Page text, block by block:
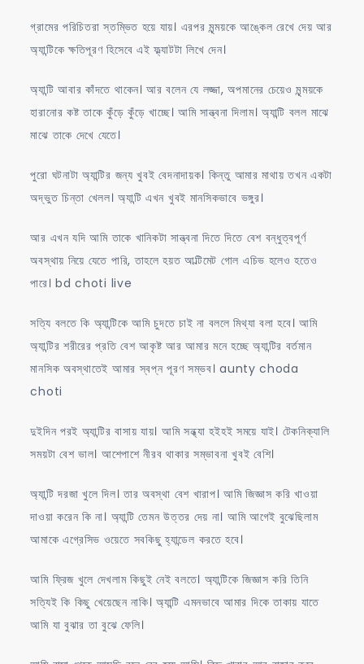
গ্রামের পরিচিতরা স্তম্ভিত হয়ে যায়। এরপর মৃন্ময়কে আঙ্কেল রেখে দেয় আর
অ্যান্টিকে ক্ষতিপূরণ হিসেবে এই ফ্ল্যাটটা লিখে দেন।
অ্যান্টি আবার কাঁদতে থাকেন। আর বলেন যে লজ্জা, অপমানের চেয়েও মৃন্ময়কে
হারানোর কষ্ট তাকে কুঁড়ে কুঁড়ে খাচ্ছে। আমি সান্ত্বনা দিলাম। অ্যান্টি বলল মাঝে
মাঝে তাকে দেখে যেতে।
পুরো ঘটনাটা অ্যান্টির জন্য খুবই বেদনাদায়ক। কিন্তু আমার মাথায় তখন একটা
অদ্ভুত চিন্তা খেলল। অ্যান্টি এখন খুবই মানসিকভাবে ভঙ্গুর।
আর এখন যদি আমি তাকে খানিকটা সান্ত্বনা দিতে দিতে বেশ বন্ধুত্বপূর্ণ
অবস্থায় নিয়ে যেতে পারি, তাহলে হয়ত আল্টিমেট গোল এচিভ হলেও হতেও
পারে। bd choti live
সত্যি বলতে কি অ্যান্টিকে আমি চুদতে চাই না বললে মিথ্যা বলা হবে। আমি
অ্যান্টির শরীরের প্রতি বেশ আকৃষ্ট আর আমার মনে হচ্ছে অ্যান্টির বর্তমান
মানসিক অবস্থাতেই আমার স্বপ্ন পূরণ সম্ভব। aunty choda
choti
দুইদিন পরই অ্যান্টির বাসায় যায়। আমি সন্ধ্যা হইহই সময়ে যাই। টেকনিক্যালি
সময়টা বেশ ভাল। আশেপাশে নীরব থাকার সম্ভাবনা খুবই বেশি।
অ্যান্টি দরজা খুলে দিল। তার অবস্থা বেশ খারাপ। আমি জিজ্ঞাস করি খাওয়া
দাওয়া করেন কি না। অ্যান্টি তেমন উত্তর দেয় না। আমি আগেই বুঝেছিলাম
আমাকে এগ্রেসিভ ওয়েতে সবকিছু হ্যান্ডেল করতে হবে।
আমি ফ্রিজ খুলে দেখলাম কিছুই নেই বলতে। অ্যান্টিকে জিজ্ঞাস করি তিনি
সত্যিই কি কিছু খেয়েছেন নাকি। অ্যান্টি এমনভাবে আমার দিকে তাকায় যাতে
আমি যা বুঝার তা বুঝে ফেলি।